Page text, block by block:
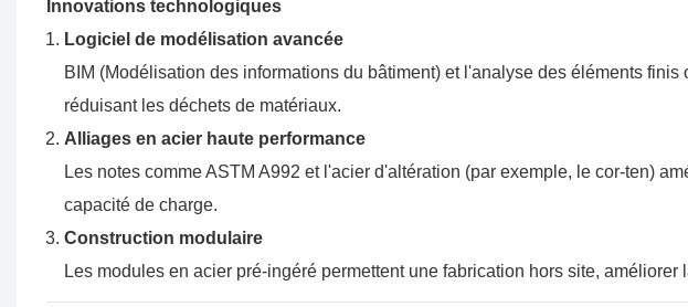
Innovations technologiques
Logiciel de modélisation avancée
BIM (Modélisation des informations du bâtiment) et l'analyse des éléments
réduisant les déchets de matériaux.
Alliages en acier haute performance
Les notes comme ASTM A992 et l'acier d'altération (par exemple, le cor-ten)
capacité de charge.
Construction modulaire
Les modules en acier pré-ingéré permettent une fabrication hors site, améliorer